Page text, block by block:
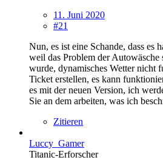
11. Juni 2020
#21
Nun, es ist eine Schande, dass es
weil das Problem der Autowäsche
wurde, dynamisches Wetter nicht
Ticket erstellen, es kann
es mit der neuen Version, ich
Sie an dem arbeiten, was ich
Zitieren
Luccy_Gamer
Titanic-Erforscher